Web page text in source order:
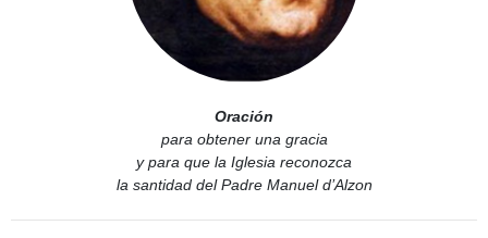
Oración
para obtener una gracia
y para que la Iglesia reconozca
la santidad del Padre Manuel d’Alzon